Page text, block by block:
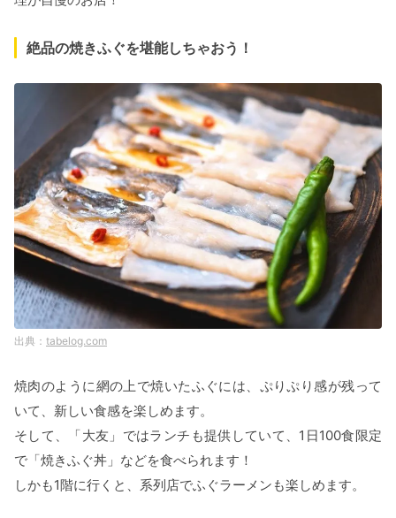
絶品の焼きふぐを堪能しちゃおう！
tabelog.com
焼肉のように網の上で焼いたふぐには、ぷりぷり感が残って
いて、新しい食感を楽しめます。
そして、「大友」ではランチも提供していて、1日100食限定
で「焼きふぐ丼」などを食べられます！
しかも1階に行くと、系列店でふぐラーメンも楽しめます。